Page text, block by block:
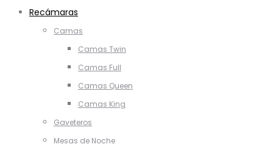
Recámaras
Camas
Camas Twin
Camas Full
Camas Queen
Camas King
Gaveteros
Mesas de Noche